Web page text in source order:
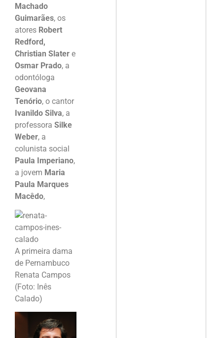
Machado
Guimarães, os
atores Robert
Redford,
Christian Slater e
Osmar Prado, a
odontóloga
Geovana
Tenório, o cantor
Ivanildo Silva, a
professora Silke
Weber, a
colunista social
Paula Imperiano,
a jovem Maria
Paula Marques
Macêdo,
A primeira dama
de Pernambuco
Renata Campos
(Foto: Inês
Calado)